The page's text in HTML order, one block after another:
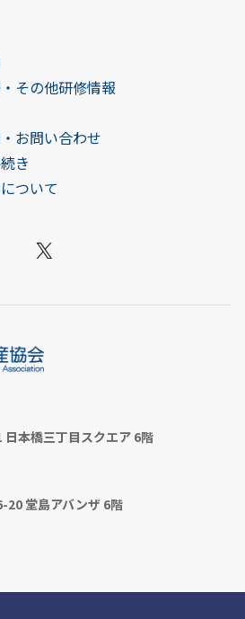
その他研修情報
お問い合わせ
き
ついて
X
本橋三丁目スクエア 6階
20 堂島アバンザ 6階